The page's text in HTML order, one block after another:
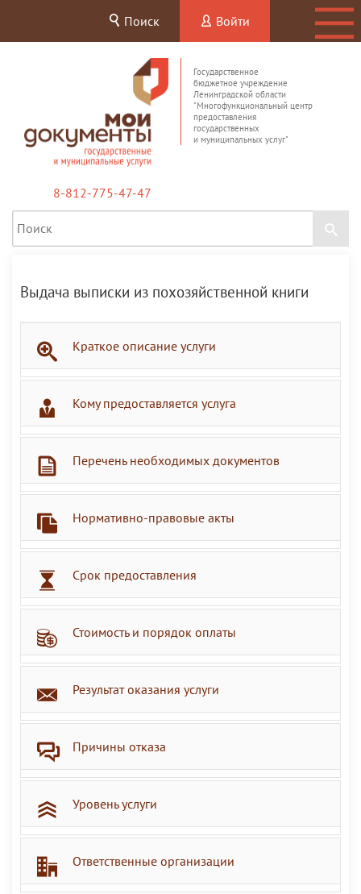
Поиск Войти
Государственное
бюджетное учреждение
Ленинградской области
"Многофункциональный центр
предоставления
государственных
и муниципальных услуг"
8-812-775-47-47
Выдача выписки из похозяйственной книги
Краткое описание услуги
Кому предоставляется услуга
Перечень необходимых документов
Нормативно-правовые акты
Срок предоставления
Стоимость и порядок оплаты
Результат оказания услуги
Причины отказа
Уровень услуги
Ответственные организации